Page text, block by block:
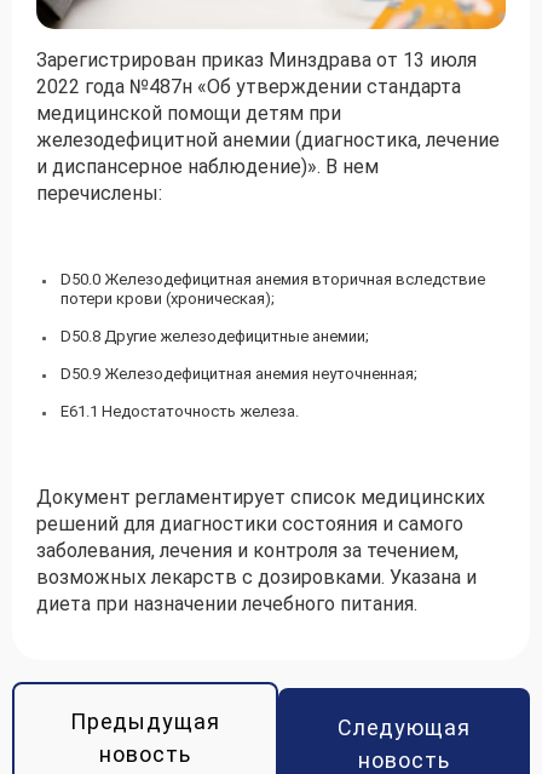
Зарегистрирован приказ Минздрава от 13 июля
2022 года №487н «Об утверждении стандарта
медицинской помощи детям при
железодефицитной анемии (диагностика, лечение
и диспансерное наблюдение)». В нем
перечислены:
D50.0 Железодефицитная анемия вторичная вследствие
потери крови (хроническая);
D50.8 Другие железодефицитные анемии;
D50.9 Железодефицитная анемия неуточненная;
Е61.1 Недостаточность железа.
Документ регламентирует список медицинских
решений для диагностики состояния и самого
заболевания, лечения и контроля за течением,
возможных лекарств с дозировками. Указана и
диета при назначении лечебного питания.
Предыдущая
новость
Следующая
новость
Приложите документы
Даю согласие наобработку персональных
Приложите документы
Получить консультацию
Даю согласие на
обработку персональных
данныхиe-mail рассылку
Получить консультацию
Даю согласие наобработку персональных
данныхиe-mail рассылку